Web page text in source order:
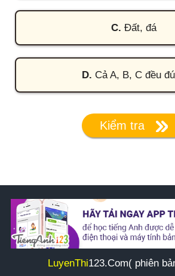
C. Đất, đá
D. Cả A, B, C đều
Kiểm tra
LuyenThi123.Com( phiên